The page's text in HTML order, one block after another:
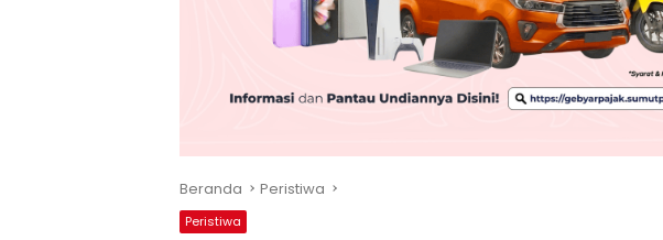
Beranda Peristiwa
Peristiwa